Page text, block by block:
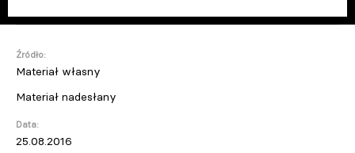
Źródło:
Materiał własny
Materiał nadesłany
Data:
25.08.2016